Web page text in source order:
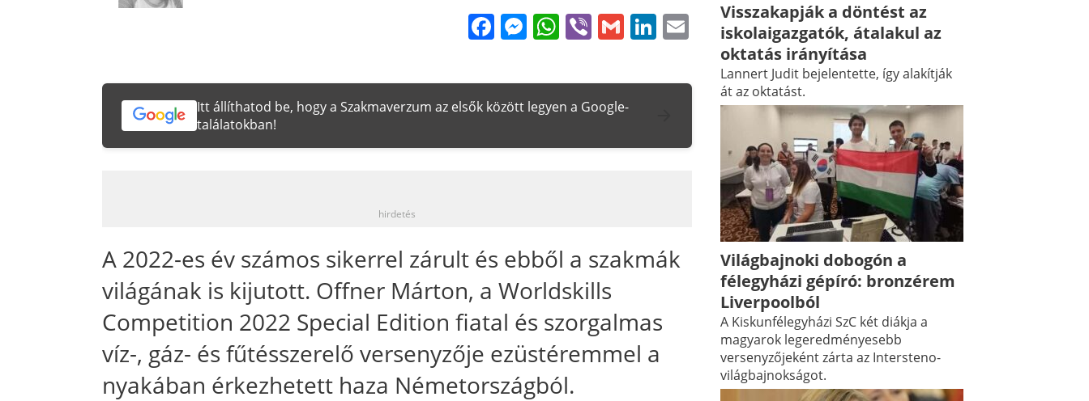
Facebook
Messenger
WhatsApp
ViberGmailLinkedIn
Email
Itt állíthatod be, hogy a Szakmaverzum az elsők között legyen a Google-
találatokban!
hirdetés
A 2022-es év számos sikerrel zárult és ebből a szakmák
világának is kijutott. Offner Márton, a Worldskills
Competition 2022 Special Edition fiatal és szorgalmas
víz-, gáz- és fűtésszerelő versenyzője ezüstéremmel a
nyakában érkezhetett haza Németországból.
Visszakapják a döntést az
iskolaigazgatók, átalakul az
oktatás irányítása
Lannert Judit bejelentette, így alakítják
át az oktatást.
Világbajnoki dobogón a
félegyházi gépíró: bronzérem
Liverpoolból
A Kiskunfélegyházi SzC két diákja a
magyarok legeredményesebb
versenyzőjeként zárta az Intersteno-
világbajnokságot.